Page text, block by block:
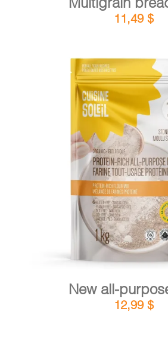
11,49 $
ADD TO CART /
New all-
12,99 $